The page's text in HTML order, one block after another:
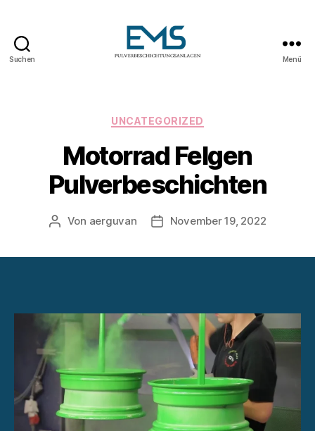
Suchen Menü
Kategorien
UNCATEGORIZED
Motorrad Felgen
Pulverbeschichten
Beitragsautor
Von aerguvan Veröffentlichungsdatum
November 19, 2022